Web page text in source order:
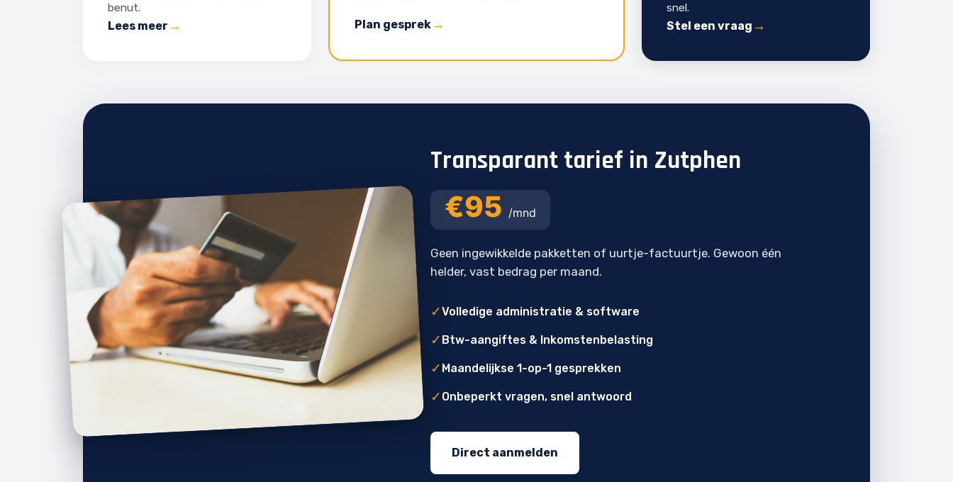
benut.
Lees meer Plan gesprek
snel.
Stel een vraag
Transparant tarief in Zutphen
€95 /mnd
Geen ingewikkelde pakketten of uurtje-factuurtje. Gewoon één
helder, vast bedrag per maand.
✓Volledige administratie & software
✓ Btw-aangiftes & Inkomstenbelasting
✓ Maandelijkse 1-op-1 gesprekken
✓ Onbeperkt vragen, snel antwoord
Direct aanmelden